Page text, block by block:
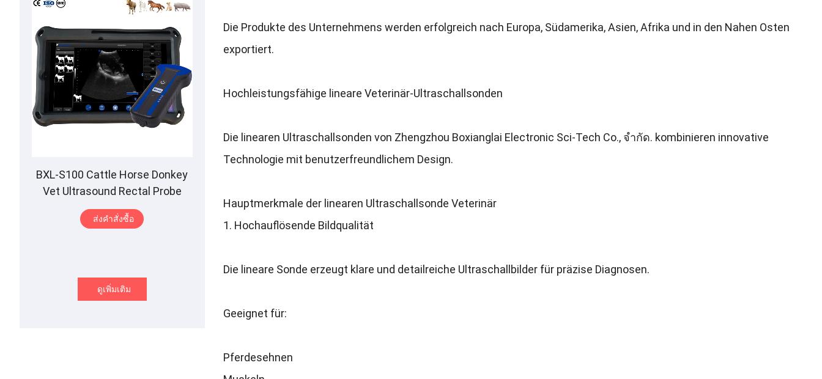
Die Produkte des Unternehmens werden erfolgreich nach Europa, Südamerika,Asien,Afrika und in den Nahen Osten
exportiert.
Hochleistungsfähige lineare Veterinär-Ultraschallsonden
Die linearen Ultraschallsonden von Zhengzhou Boxianglai Electronic Sci-Tech Co., จํากัด. kombinieren innovative
Technologie mit benutzerfreundlichem Design.
Hauptmerkmale der linearen Ultraschallsonde Veterinär
1. Hochauflösende Bildqualität
Die lineare Sonde erzeugt klare und detailreiche Ultraschallbilder für präzise Diagnosen.
Geeignet für:
Pferdesehnen
BXL-S100 Cattle Horse Donkey
Vet Ultrasound Rectal Probe
IPX7 Waterproof B
ส่งคําสั่งซื้อ
ดูเพิ่มเติม